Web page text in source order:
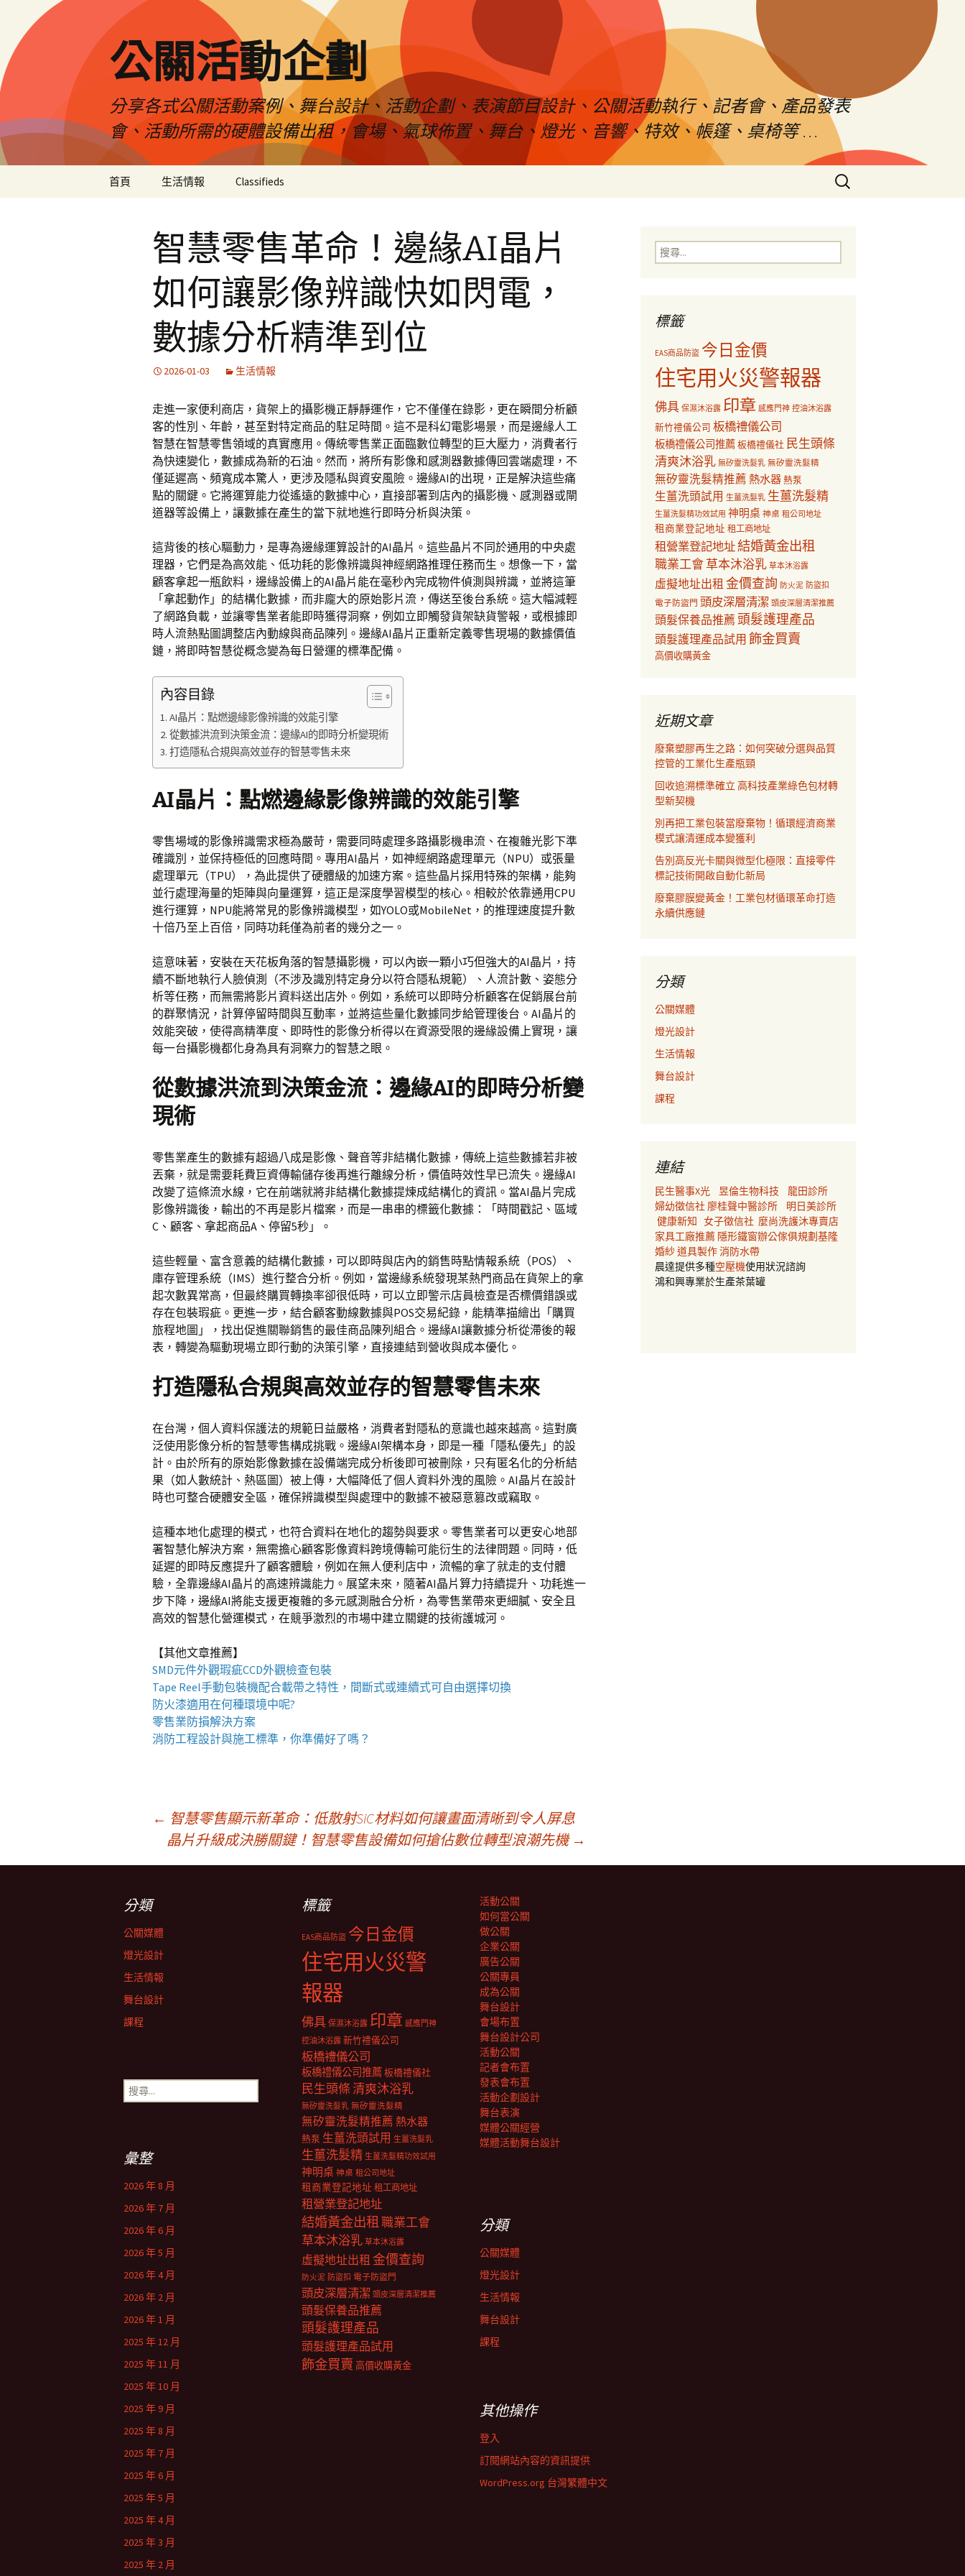
公關活動企劃
分享各式公關活動案例、舞台設計、活動企劃、表演節目設計、公關活動執行、記者會、產品發表
會、活動所需的硬體設備出租，會場、氣球佈置、舞台、燈光、音響、特效、帳篷、桌椅等 …
首頁 生活情報 Classifieds
搜
尋
字:
智慧零售革命！邊緣AI晶片
如何讓影像辨識快如閃電，
數據分析精準到位
2026-01-03 生活情報
走進一家便利商店，貨架上的攝影機正靜靜運作，它不僅僅在錄影，更在瞬間分析顧
客的性別、年齡，甚至對特定商品的駐足時間。這不是科幻電影場景，而是邊緣人工
智慧在智慧零售領域的真實應用。傳統零售業正面臨數位轉型的巨大壓力，消費者行
為快速變化，數據成為新的石油。然而，將所有影像和感測器數據傳回雲端處理，不
僅延遲高、頻寬成本驚人，更涉及隱私與資安風險。邊緣AI的出現，正是解決這些痛
點的關鍵。它將運算能力從遙遠的數據中心，直接部署到店內的攝影機、感測器或閘
道器等設備上，讓數據在產生的當下就地進行即時分析與決策。
這背後的核心驅動力，是專為邊緣運算設計的AI晶片。這些晶片不同於通用的中央處
理器，它們是為高效能、低功耗的影像辨識與神經網路推理任務而生。想像一下，當
顧客拿起一瓶飲料，邊緣設備上的AI晶片能在毫秒內完成物件偵測與辨識，並將這筆
「拿起動作」的結構化數據，而非龐大的原始影片流，傳送至後台系統。這大幅減輕
了網路負載，並讓零售業者能即時獲得洞察，例如立即觸發貨架缺貨警報，或根據即
時人流熱點圖調整店內動線與商品陳列。邊緣AI晶片正重新定義零售現場的數據價值
鏈，將即時智慧從概念變為每日營運的標準配備。
內容目錄
AI晶片：點燃邊緣影像辨識的效能引擎
從數據洪流到決策金流：邊緣AI的即時分析變現術
打造隱私合規與高效並存的智慧零售未來
AI晶片：點燃邊緣影像辨識的效能引擎
零售場域的影像辨識需求極為嚴苛，需要同時處理多路攝影機串流、在複雜光影下準
確識別，並保持極低的回應時間。專用AI晶片，如神經網路處理單元（NPU）或張量
處理單元（TPU），為此提供了硬體級的加速方案。這些晶片採用特殊的架構，能夠
並行處理海量的矩陣與向量運算，這正是深度學習模型的核心。相較於依靠通用CPU
進行運算，NPU能將常見的影像辨識模型，如YOLO或MobileNet，的推理速度提升數
十倍乃至上百倍，同時功耗僅為前者的幾分之一。
這意味著，安裝在天花板角落的智慧攝影機，可以內嵌一顆小巧但強大的AI晶片，持
續不斷地執行人臉偵測（不涉及識別特定身分以符合隱私規範）、人流計數、姿態分
析等任務，而無需將影片資料送出店外。例如，系統可以即時分析顧客在促銷展台前
的群聚情況，計算停留時間與互動率，並將這些量化數據同步給管理後台。AI晶片的
效能突破，使得高精準度、即時性的影像分析得以在資源受限的邊緣設備上實現，讓
每一台攝影機都化身為具有洞察力的智慧之眼。
從數據洪流到決策金流：邊緣AI的即時分析變
現術
零售業產生的數據有超過八成是影像、聲音等非結構化數據，傳統上這些數據若非被
丟棄，就是需要耗費巨資傳輸儲存後再進行離線分析，價值時效性早已流失。邊緣AI
改變了這條流水線，它在前端就將非結構化數據提煉成結構化的資訊。當AI晶片完成
影像辨識後，輸出的不再是影片檔案，而是一串串的標籤化數據：「時間戳記、區域
C、顧客、拿起商品A、停留5秒」。
這些輕量、富含意義的結構化數據，可以即時與店內的銷售時點情報系統（POS）、
庫存管理系統（IMS）進行整合分析。例如，當邊緣系統發現某熱門商品在貨架上的拿
起次數異常高，但最終購買轉換率卻很低時，可以立即警示店員檢查是否標價錯誤或
存在包裝瑕疵。更進一步，結合顧客動線數據與POS交易紀錄，能精準描繪出「購買
旅程地圖」，找出促進關聯銷售的最佳商品陳列組合。邊緣AI讓數據分析從滯後的報
表，轉變為驅動現場立即行動的決策引擎，直接連結到營收與成本優化。
打造隱私合規與高效並存的智慧零售未來
在台灣，個人資料保護法的規範日益嚴格，消費者對隱私的意識也越來越高。這對廣
泛使用影像分析的智慧零售構成挑戰。邊緣AI架構本身，即是一種「隱私優先」的設
計。由於所有的原始影像數據在設備端完成分析後即可被刪除，只有匿名化的分析結
果（如人數統計、熱區圖）被上傳，大幅降低了個人資料外洩的風險。AI晶片在設計
時也可整合硬體安全區，確保辨識模型與處理中的數據不被惡意篡改或竊取。
這種本地化處理的模式，也符合資料在地化的趨勢與要求。零售業者可以更安心地部
署智慧化解決方案，無需擔心顧客影像資料跨境傳輸可能衍生的法律問題。同時，低
延遲的即時反應提升了顧客體驗，例如在無人便利店中，流暢的拿了就走的支付體
驗，全靠邊緣AI晶片的高速辨識能力。展望未來，隨著AI晶片算力持續提升、功耗進一
步下降，邊緣AI將能支援更複雜的多元感測融合分析，為零售業帶來更細膩、安全且
高效的智慧化營運模式，在競爭激烈的市場中建立關鍵的技術護城河。
【其他文章推薦】
SMD元件外觀瑕疵CCD外觀檢查包裝
Tape Reel手動包裝機配合載帶之特性，間斷式或連續式可自由選擇切換
防火漆適用在何種環境中呢?
零售業防損解決方案
消防工程設計與施工標準，你準備好了嗎？
章
← 智慧零售顯示新革命：低散射SiC材料如何讓畫面清晰到令人屏息
晶片升級成決勝關鍵！智慧零售設備如何搶佔數位轉型浪潮先機 →
搜
尋
標籤
EAS商品防盜 今日金價
住宅用火災警報器
佛具 保濕沐浴露 印章 感應門神 控油沐浴露
新竹禮儀公司 板橋禮儀公司
板橋禮儀公司推薦板橋禮儀社 民生頭條
清爽沐浴乳 無矽靈洗髮乳 無矽靈洗髮精
無矽靈洗髮精推薦 熱水器 熱泵
生薑洗頭試用 生薑洗髮乳 生薑洗髮精
生薑洗髮精功效試用 神明桌 神桌 租公司地址
租商業登記地址 租工商地址
租營業登記地址結婚黃金出租
職業工會草本沐浴乳 草本沐浴露
虛擬地址出租 金價查詢 防火泥 防盜扣
電子防盜門 頭皮深層清潔 頭皮深層清潔推薦
頭髮保養品推薦 頭髮護理產品
頭髮護理產品試用 飾金買賣
高價收購黃金
近期文章
廢棄塑膠再生之路：如何突破分選與品質
控管的工業化生產瓶頸
回收追溯標準確立 高科技產業綠色包材轉
型新契機
別再把工業包裝當廢棄物！循環經濟商業
模式讓清運成本變獲利
告別高反光卡關與微型化極限：直接零件
標記技術開啟自動化新局
廢棄膠膜變黃金！工業包材循環革命打造
永續供應鏈
分類
公關媒體
燈光設計
生活情報
舞台設計
課程
連結
民生醫事X光 昱倫生物科技
龍田診所
婦幼徵信社 廖桂聲中醫診所
明日美診所
健康新知 女子徵信社 麼尚洗護沐專賣店
家具工廠推薦 隱形鐵窗辦公傢俱規劃基隆
婚紗道具製作消防水帶
晨達提供多種空壓機使用狀況諮詢
鴻和興專業於生產茶葉罐
分類
公關媒體
燈光設計
生活情報
舞台設計
課程
標籤
EAS商品防盜 今日金價
住宅用火災警
報器
佛具 保濕沐浴露 印章 感應門神
控油沐浴露 新竹禮儀公司
板橋禮儀公司
板橋禮儀公司推薦板橋禮儀社
民生頭條清爽沐浴乳
無矽靈洗髮乳 無矽靈洗髮精
無矽靈洗髮精推薦 熱水器
熱泵 生薑洗頭試用 生薑洗髮乳
生薑洗髮精 生薑洗髮精功效試用
神明桌 神桌 租公司地址
租商業登記地址 租工商地址
租營業登記地址
結婚黃金出租職業工會
草本沐浴乳 草本沐浴露
虛擬地址出租 金價查詢
防火泥 防盜扣 電子防盜門
頭皮深層清潔 頭皮深層清潔推薦
頭髮保養品推薦
頭髮護理產品
頭髮護理產品試用
飾金買賣 高價收購黃金
活動公關
如何當公關
做公關
企業公關
廣告公關
公關專員
成為公關
舞台設計
會場布置
舞台設計公司
活動公關
記者會布置
發表會布置
活動企劃設計
舞台表演
媒體公關經營
媒體活動舞台設計
搜
尋
彙整
2026 年 8 月
2026 年 7 月
2026 年 6 月
2026 年 5 月
2026 年 4 月
2026 年 2 月
2026 年 1 月
2025 年 12 月
2025 年 11 月
2025 年 10 月
2025 年 9 月
2025 年 8 月
2025 年 7 月
2025 年 6 月
2025 年 5 月
2025 年 4 月
2025 年 3 月
2025 年 2 月
分類
公關媒體
燈光設計
生活情報
舞台設計
課程
其他操作
登入
訂閱網站內容的資訊提供
WordPress.org 台灣繁體中文